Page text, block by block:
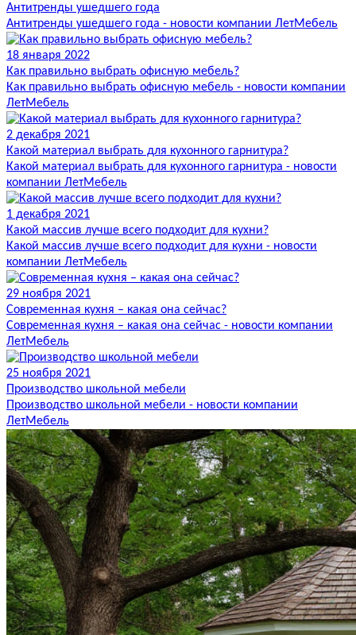
Антитренды ушедшего года
Антитренды ушедшего года - новости компании ЛетМебель
18 января 2022
Как правильно выбрать офисную мебель?
Как правильно выбрать офисную мебель - новости компании
ЛетМебель
2 декабря 2021
Какой материал выбрать для кухонного гарнитура?
Какой материал выбрать для кухонного гарнитура - новости
компании ЛетМебель
1 декабря 2021
Какой массив лучше всего подходит для кухни?
Какой массив лучше всего подходит для кухни - новости
компании ЛетМебель
29 ноября 2021
Современная кухня – какая она сейчас?
Современная кухня – какая она сейчас - новости компании
ЛетМебель
25 ноября 2021
Производство школьной мебели
Производство школьной мебели - новости компании
ЛетМебель